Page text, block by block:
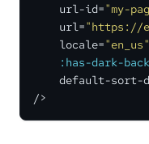
    url-id=
"my-
    url=
"https://
    locale=
"en_us"
:has-dark-
default-sort-
/>